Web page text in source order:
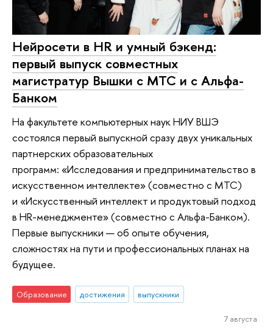
Нейросети в HR и умный бэкенд:
первый выпуск совместных
магистратур Вышки с МТС и с Альфа-
Банком
На факультете компьютерных наук НИУ ВШЭ
состоялся первый выпускной сразу двух уникальных
партнерских образовательных
программ: «Исследования и предпринимательство в
искусственном интеллекте» (совместно с МТС)
и «Искусственный интеллект и продуктовый подход
в HR-менеджменте» (совместно с Альфа-Банком).
Первые выпускники — об опыте обучения,
сложностях на пути и профессиональных планах на
будущее.
Образование достижения выпускники
7 августа